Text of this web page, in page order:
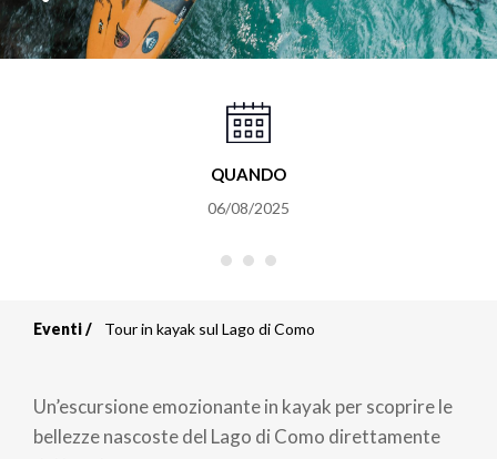
QUANDO
06/08/2025
Briciole
di
pane
Eventi Tour in kayak sul Lago di Como
Un’escursione emozionante in kayak per scoprire le
bellezze nascoste del Lago di Como direttamente